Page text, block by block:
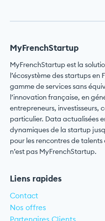
MyFrenchStartup
MyFrenchStartup est la
l’écosystème des startups en
gamme de services sans
l’innovation française, en
entrepreneurs, investisseurs,
particulier. Data actualisées
dynamiques de la startup
pour les rencontres de
n’est pas MyFrenchStartup.
Liens rapides
Contact
Nos offres